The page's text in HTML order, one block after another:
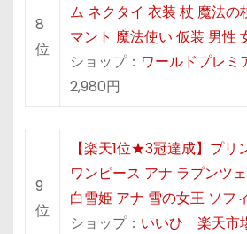
8
位
ム ネクタイ 衣装 杖 魔法の
マント 魔法使い 仮装 男性
ショップ： ワールドプレミ
2,980円
9
位
【楽天1位★3冠達成】プリ
ワンピース アナ ラプンツ
白雪姫 アナ 雪の女王 ソフ
ショップ： いいひ 楽天市